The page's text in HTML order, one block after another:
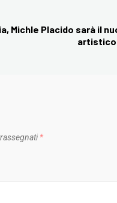
Michle Placido sarà il
artistico
*